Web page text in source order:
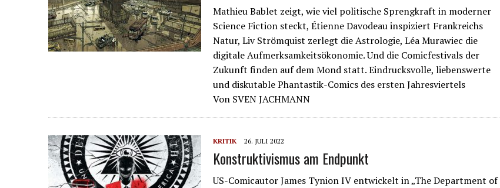
Mathieu Bablet zeigt, wie viel politische Sprengkraft in moderner
Science Fiction steckt, Étienne Davodeau inspiziert Frankreichs
Natur, Liv Strömquist zerlegt die Astrologie, Léa Murawiec die
digitale Aufmerksamkeitsökonomie. Und die Comicfestivals der
Zukunft finden auf dem Mond statt. Eindrucksvolle, liebenswerte
und diskutable Phantastik-Comics des ersten Jahresviertels
Von SVEN JACHMANN
KRITIK 26. JULI 2022
Konstruktivismus am Endpunkt
US-Comicautor James Tynion IV entwickelt in „The Department of